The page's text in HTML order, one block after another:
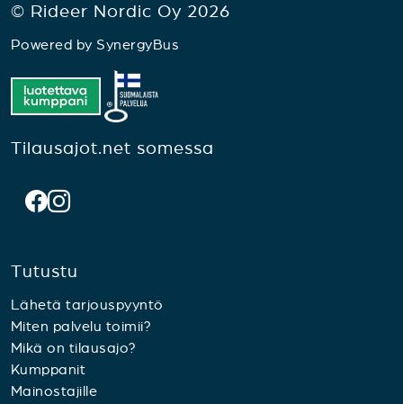
© Rideer Nordic Oy 2026
Powered by SynergyBus
Tilausajot.net somessa
Tutustu
Lähetä tarjouspyyntö
Miten palvelu toimii?
Mikä on tilausajo?
Kumppanit
Mainostajille